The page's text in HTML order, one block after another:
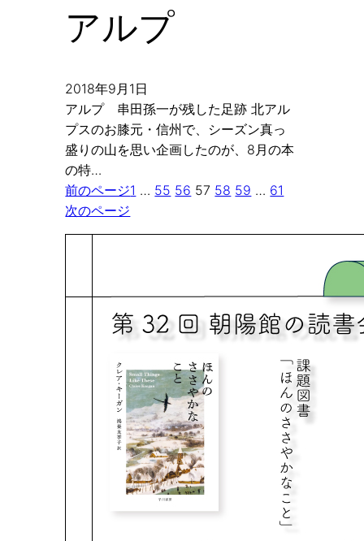
アルプ
2018年9月1日
アルプ 串田孫一が残した足跡 北アル
プスのお膝元・信州で、シーズン真っ
盛りの山を思い企画したのが、8月の本
の特…
前のページ1 … 55 56 57 58 59 … 61
次のページ